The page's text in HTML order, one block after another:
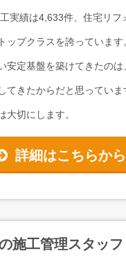
実績は4,633件、住宅リフ
ップクラスを誇っています
安定基盤を築けてきたのは
てきたからだと思ってい
大切にします。
詳細はこちらから
施工管理スタッフ